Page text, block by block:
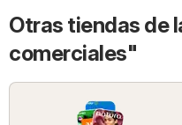
Otras tiendas de
comerciales"